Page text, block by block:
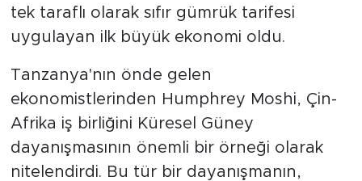
tek taraflı olarak sıfır gümrük tarifesi
uygulayan ilk büyük ekonomi oldu.
Tanzanya'nın önde gelen
ekonomistlerinden Humphrey Moshi, Çin-
Afrika iş birliğini Küresel Güney
dayanışmasının önemli bir örneği olarak
nitelendirdi. Bu tür bir dayanışmanın,